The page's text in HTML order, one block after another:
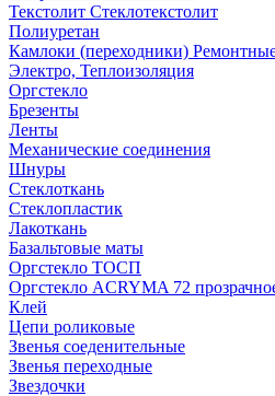
Текстолит Стеклотекстолит
Полиуретан
Камлоки (переходники)
Электро, Теплоизоляция
Оргстекло
Брезенты
Ленты
Механические соединения
Шнуры
Стеклоткань
Стеклопластик
Лакоткань
Базальтовые маты
Оргстекло ТОСП
Оргстекло ACRYMA 72
Клей
Цепи роликовые
Звенья соеденительные
Звенья переходные
Звездочки